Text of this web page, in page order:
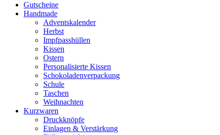
Gutscheine
Handmade
Adventskalender
Herbst
Impfpasshüllen
Kissen
Ostern
Personalisierte Kissen
Schokoladenverpackung
Schule
Taschen
Weihnachten
Kurzwaren
Druckknöpfe
Einlagen & Verstärkung